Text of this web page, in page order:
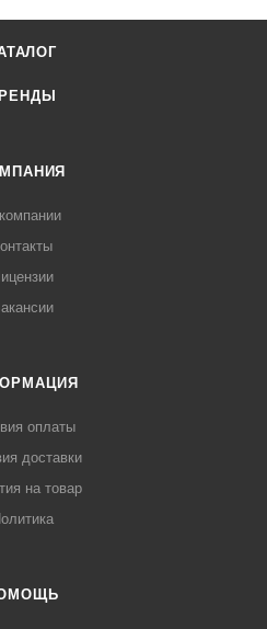
оплаты
доставки
на товар